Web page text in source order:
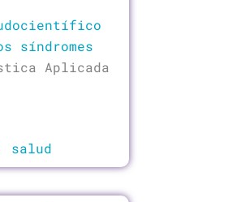
síndromes
Aplicada
salud